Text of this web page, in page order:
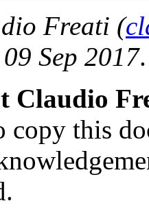
Freati (
Sep 2017.
Claudio
copy this